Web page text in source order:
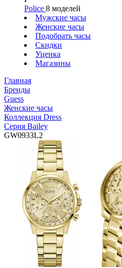
Police 8 моделей
Мужские часы
Женские часы
Подобрать часы
Скидки
Уценка
Магазины
Главная
Бренды
Guess
Женские часы
Коллекция Dress
Серия Bailey
GW0933L2